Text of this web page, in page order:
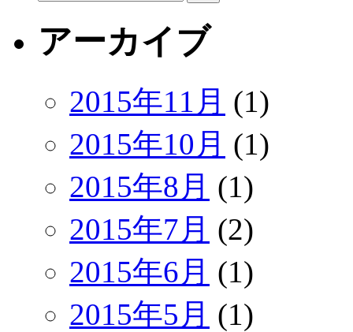
アーカイブ
2015年11月 (1)
2015年10月 (1)
2015年8月 (1)
2015年7月 (2)
2015年6月 (1)
2015年5月 (1)